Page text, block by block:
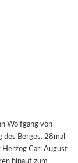
Wolfgang von
Berges. 28mal
Herzog Carl August
hinauf zum